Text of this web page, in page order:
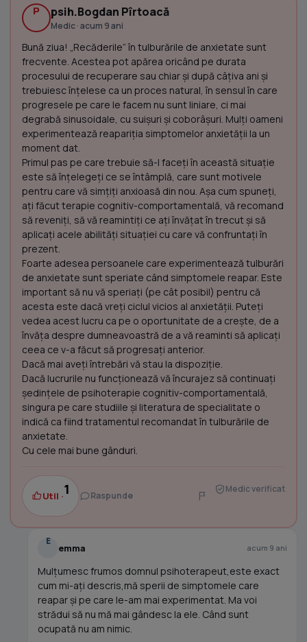
P psih.Bogdan Pîrtoacă
Medic · acum 9 ani
Bună ziua! „Recăderile” în tulburările de anxietate sunt
frecvente. Acestea pot apărea oricând pe durata
procesului de recuperare sau chiar și după câțiva ani și
trebuiesc înțelese ca un proces natural, în sensul în care
progresele pe care le facem nu sunt liniare, ci mai
degrabă sinusoidale, cu suișuri și coborâșuri. Mulți oameni
experimentează reapariția simptomelor anxietății la un
moment dat.
Primul pas pe care trebuie să-l faceți în această situație
este să înțelegeți ce se întâmplă, care sunt motivele
pentru care vă simțiți anxioasă din nou. Așa cum spuneți,
ați făcut terapie cognitiv-comportamentală, vă recomand
să reveniți, să vă reamintiți ce ați învățat în trecut și să
aplicați acele abilități situației cu care vă confruntați în
prezent.
Foarte adesea persoanele care experimentează tulburări
de anxietate sunt speriate când simptomele reapar. Este
important să nu vă speriați (pe cât posibil) pentru că
acesta este dacă vreți ciclul vicios al anxietății. Puteți
vedea acest lucru ca pe o oportunitate de a crește, de a
învăța despre dumneavoastră de a vă reaminti să aplicați
ceea ce v-a făcut să progresați anterior.
Dacă mai aveți întrebări vă stau la dispoziție.
Dacă lucrurile nu funcționează vă încurajez să continuați
ședințele de psihoterapie cognitiv-comportamentală,
singura pe care studiile și literatura de specialitate o
indică ca fiind tratamentul recomandat în tulburările de
anxietate.
Cu cele mai bune gânduri.
Util ·1 Raspunde
Medic verificat
E
emma acum 9 ani
Mulțumesc frumos domnul psihoterapeut,este exact
cum mi-ați descris,mă sperii de simptomele care
reapar și pe care le-am mai experimentat. Ma voi
strădui să nu mă mai gândesc la ele. Când sunt
ocupată nu am nimic.